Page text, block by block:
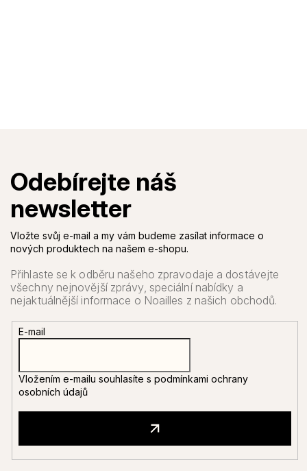
Vložte svůj e-mail a my vám budeme zasílat informace o
nových produktech na našem e-shopu.
E-mail
Vložením e-mailu souhlasíte s podmínkami ochrany
osobních údajů